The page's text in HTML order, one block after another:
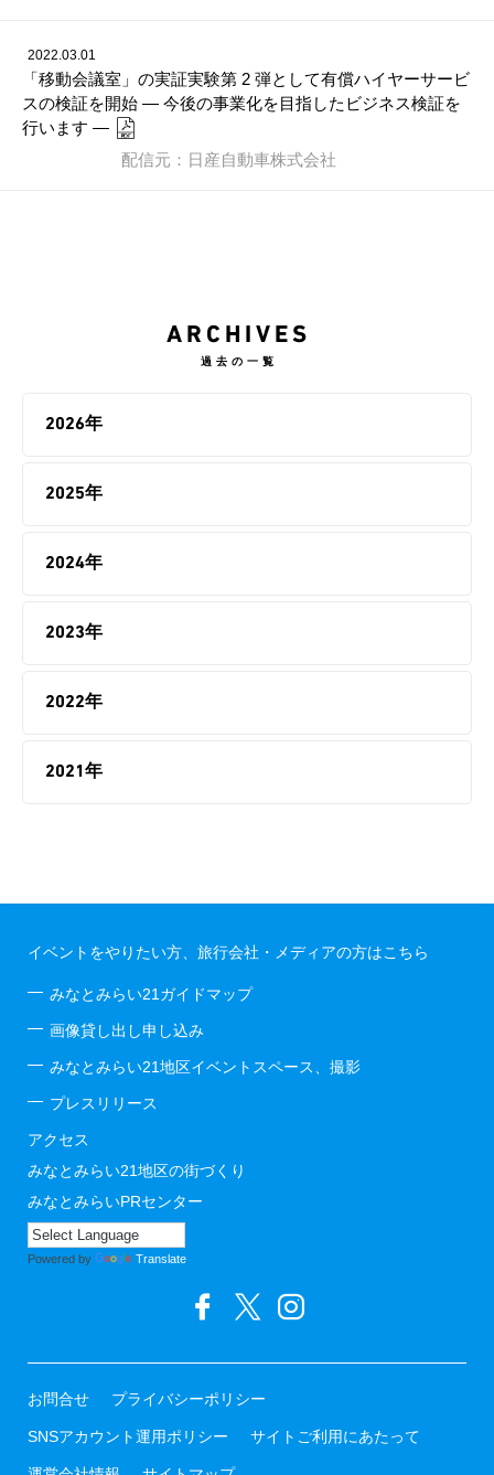
2022.03.01
「移動会議室」の実証実験第 2 弾として有償ハイヤーサービ
スの検証を開始 ― 今後の事業化を目指したビジネス検証を
行います ―
配信元：日産自動車株式会社
ARCHIVES
過去の一覧
2026年
2025年
2024年
2023年
2022年
2021年
イベントをやりたい方、旅行会社・メディアの方はこちら
みなとみらい21ガイドマップ
画像貸し出し申し込み
みなとみらい21地区イベントスペース、撮影
プレスリリース
アクセス
みなとみらい21地区の街づくり
みなとみらいPRセンター
Powered by Translate
お問合せ プライバシーポリシー
SNSアカウント運用ポリシー サイトご利用にあたって